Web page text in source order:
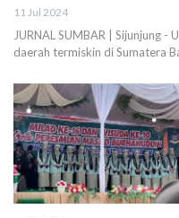
11 Jul 2024
JURNAL SUMBAR | Sijunjung
daerah termiskin di Sumatera